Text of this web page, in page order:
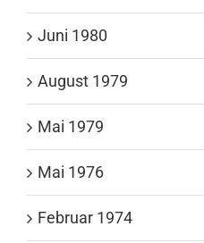
Juni 1980
August 1979
Mai 1979
Mai 1976
Februar 1974